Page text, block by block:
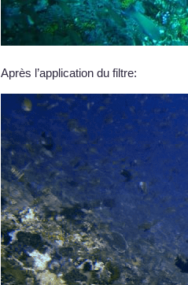
Après l’application du filtre: